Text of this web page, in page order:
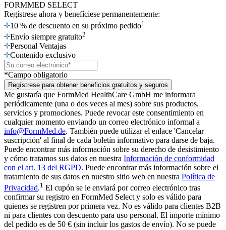
FORMMED SELECT
Regístrese ahora y benefíciese permanentemente:
10 % de descuento en su próximo pedido1
Envío siempre gratuito2
Personal Ventajas
Contenido exclusivo
*Campo obligatorio
Regístrese para obtener beneficios gratuitos y seguros
Me gustaría que FormMed HealthCare GmbH me informara
periódicamente (una o dos veces al mes) sobre sus productos,
servicios y promociones. Puede revocar este consentimiento en
cualquier momento enviando un correo electrónico informal a
info@FormMed.de. También puede utilizar el enlace 'Cancelar
suscripción' al final de cada boletín informativo para darse de baja.
Puede encontrar más información sobre su derecho de desistimiento
y cómo tratamos sus datos en nuestra Información de conformidad
con el art. 13 del RGPD. Puede encontrar más información sobre el
tratamiento de sus datos en nuestro sitio web en nuestra Política de
Privacidad.1 El cupón se le enviará por correo electrónico tras
confirmar su registro en FormMed Select y solo es válido para
quienes se registren por primera vez. No es válido para clientes B2B
ni para clientes con descuento para uso personal. El importe mínimo
del pedido es de 50 € (sin incluir los gastos de envío). No se puede